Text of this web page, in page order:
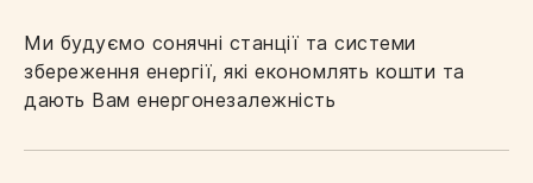
Ми будуємо сонячні станції та системи
збереження енергії, які економлять кошти та
дають Вам енергонезалежність